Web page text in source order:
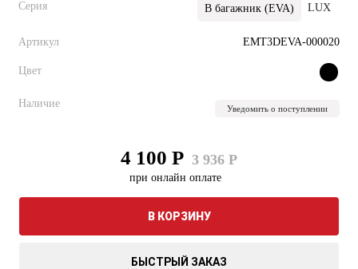
Серия В багажник (EVA) LUX
Артикул EMT3DEVA-000020
Цвет
Наличие Уведомить о поступлении
4 100 Р 3 936 Р
при онлайн оплате
В КОРЗИНУ
БЫСТРЫЙ ЗАКАЗ